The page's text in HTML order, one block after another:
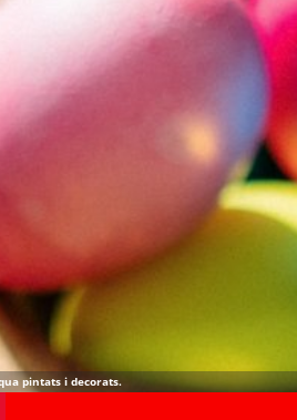
pintats i decorats.